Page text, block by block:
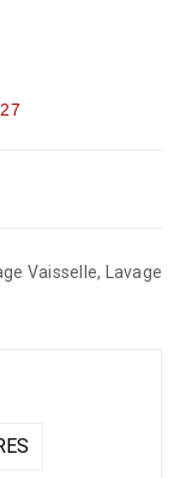
Vaisselle,
Lavage